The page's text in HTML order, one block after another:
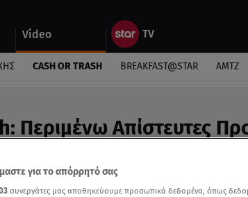
Video
CASH OR TRASH BREAKFAST@STAR ΑΜΤΖ
Περιμένω Απίστευτες
για το απόρρητό σας
συνεργάτες μας αποθηκεύουμε προσωπικά δεδομένα, όπως